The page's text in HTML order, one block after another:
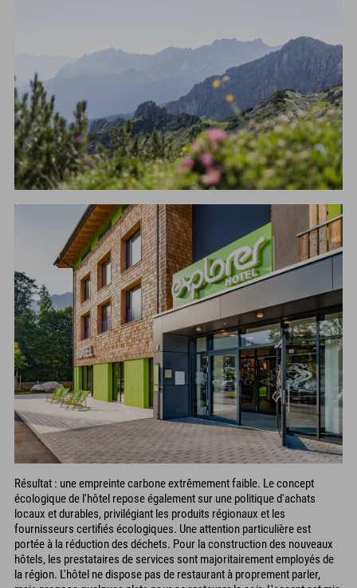
Résultat : une empreinte carbone extrêmement faible. Le concept
écologique de l'hôtel repose également sur une politique d'achats
locaux et durables, privilégiant les produits régionaux et les
fournisseurs certifiés écologiques. Une attention particulière est
portée à la réduction des déchets. Pour la construction des nouveaux
hôtels, les prestataires de services sont majoritairement employés de
la région. L'hôtel ne dispose pas de restaurant à proprement parler,